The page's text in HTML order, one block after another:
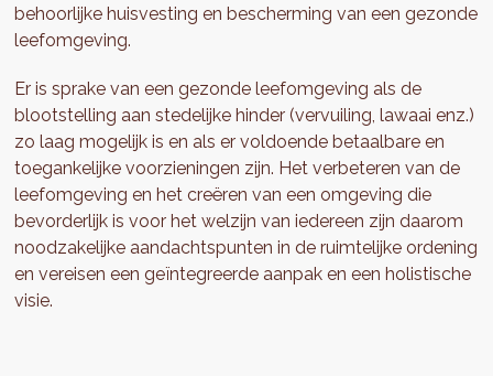
behoorlijke huisvesting en bescherming van een gezonde
leefomgeving.
Er is sprake van een gezonde leefomgeving als de
blootstelling aan stedelijke hinder (vervuiling, lawaai enz.)
zo laag mogelijk is en als er voldoende betaalbare en
toegankelijke voorzieningen zijn. Het verbeteren van de
leefomgeving en het creëren van een omgeving die
bevorderlijk is voor het welzijn van iedereen zijn daarom
noodzakelijke aandachtspunten in de ruimtelijke ordening
en vereisen een geïntegreerde aanpak en een holistische
visie.